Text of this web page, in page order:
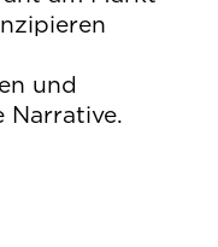
und
Narrative.